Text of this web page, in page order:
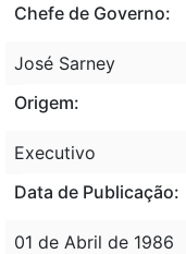
Chefe de Governo:
José Sarney
Origem:
Executivo
Data de Publicação:
01 de Abril de 1986